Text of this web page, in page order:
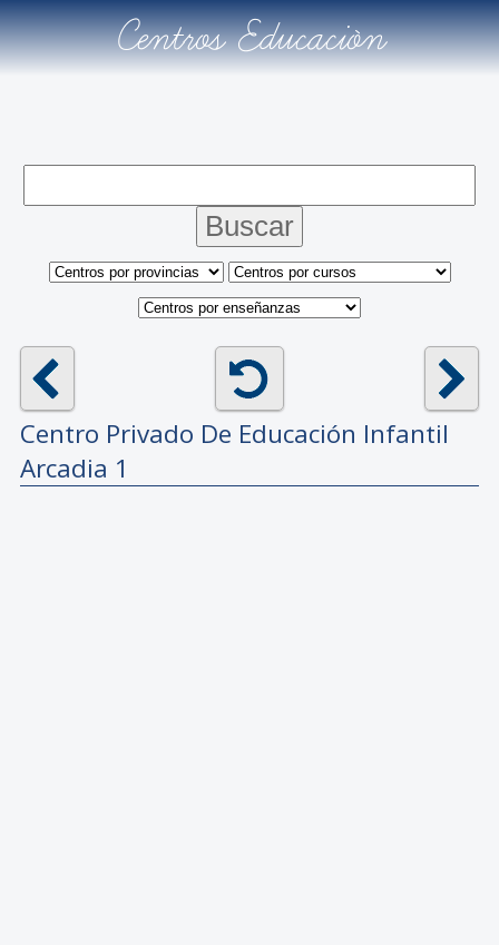
Centros Educación
Centro Privado De Educación Infantil
Arcadia 1